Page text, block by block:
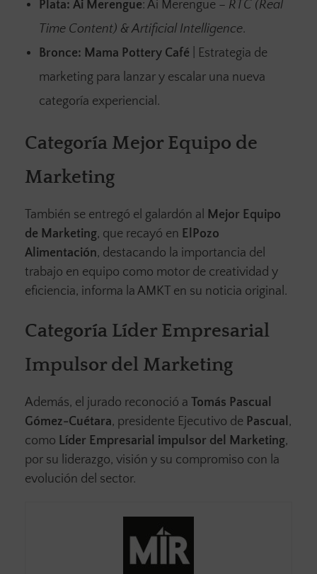
Plata: Ai Merengue: Ai Merengue – RTC (Real
Time Content) & Artificial Intelligence.
Bronce: Mama Pottery Café | Estrategia de
marketing para lanzar y escalar una nueva
categoría experiencial.
Categoría Mejor Equipo de
Marketing
También se entregó el galardón al
Mejor Equipo
de Marketing, que recayó en ElPozo
Alimentación, destacando la importancia del
trabajo en equipo como motor de creatividad y
eficiencia, informa la AMKT en su noticia original.
Categoría Líder Empresarial
Impulsor del Marketing
Además, el jurado reconoció a Tomás Pascual
Gómez-Cuétara, presidente Ejecutivo de Pascual,
como Líder Empresarial impulsor del Marketing,
por su liderazgo, visión y su compromiso con la
evolución del sector.